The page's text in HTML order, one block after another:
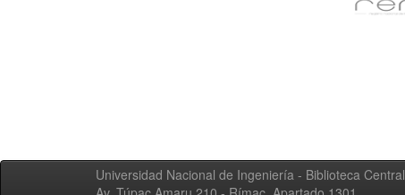
Universidad Nacional de Ingeniería - Biblioteca Central